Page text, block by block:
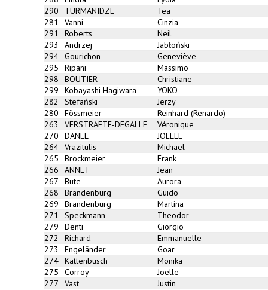
290
TURMANIDZE
Tea
281
Vanni
Cinzia
291
Roberts
Neil
293
Andrzej
Jabłoński
294 Gourichon
Geneviève
295
Ripani
Massimo
298
BOUTIER
Christiane
299
Kobayashi Hagiwara
YOKO
282
Stefański
Jerzy
280
Fössmeier
Reinhard (Renardo)
263
VERSTRAETE-DEGALLE
Véronique
270
DANEL
JOELLE
264 Vrazitulis
Michael
265
Brockmeier
Frank
266
ANNET
Jean
267
Bute
Aurora
268
Brandenburg
Guido
269
Brandenburg
Martina
271
Speckmann
Theodor
279
Denti
Giorgio
272
Richard
Emmanuelle
273
Engeländer
Goar
274 Kattenbusch
Monika
275
Corroy
Joelle
277
Vast
Justin